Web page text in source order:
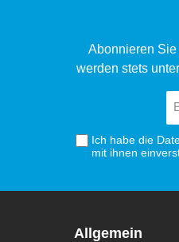
Abonnieren
werden stets
Ich habe die
mit ihnen
Allgemein